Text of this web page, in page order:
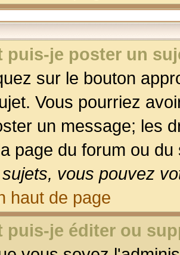
puis-je poster un
sur le bouton
Vous pourriez
un message; les
page du forum ou
vous pouvez
haut de page
puis-je éditer ou